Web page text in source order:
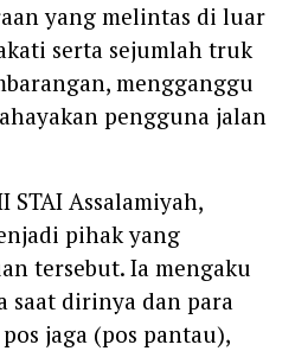
yang melintas di luar
serta sejumlah truk
mengganggu
pengguna jalan
STAI Assalamiyah,
pihak yang
tersebut. Ia mengaku
saat dirinya dan para
jaga (pos pantau),